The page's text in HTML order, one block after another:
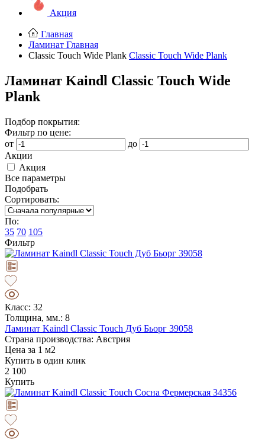
Акция
Главная
Ламинат Главная
Classic Touch Wide Plank Classic Touch Wide Plank
Ламинат Kaindl Classic Touch Wide
Plank
Подбор покрытия:
Фильтр по цене:
от
до
Акции
Акция
Все параметры
Подобрать
Сортировать:
По:
35 70 105
Фильтр
Класс: 32
Толщина, мм.: 8
Ламинат Kaindl Classic Touch Дуб Бьорг 39058
Страна производства: Австрия
Цена за 1 м2
Купить в один клик
2 100
Купить